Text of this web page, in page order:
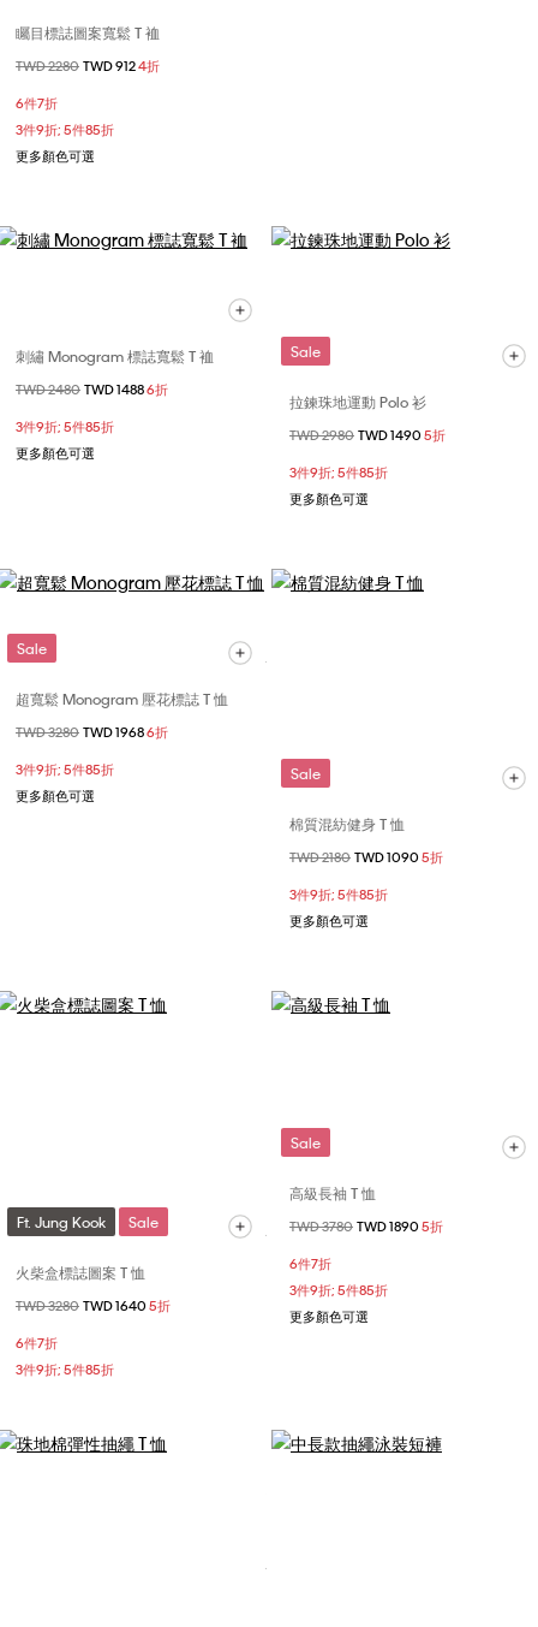
矚目標誌圖案寬鬆 T 裇
價格扣減從
TWD 2280 至
TWD 9124折
6件7折
3件9折; 5件85折
更多顏色可選
刺繡 Monogram 標誌寬鬆 T 裇
價格扣減從
TWD 2480 至
TWD 14886折
3件9折; 5件85折
更多顏色可選
Sale
拉鍊珠地運動 Polo 衫
價格扣減從
TWD 2980 至
TWD 1490 5折
3件9折; 5件85折
更多顏色可選
Sale
超寬鬆 Monogram 壓花標誌 T 恤
價格扣減從
TWD 3280 至
TWD 19686折
3件9折; 5件85折
更多顏色可選
Sale
棉質混紡健身 T 恤
價格扣減從
TWD 2180 至
TWD 1090 5折
3件9折; 5件85折
更多顏色可選
Ft. Jung Kook Sale
火柴盒標誌圖案 T 恤
價格扣減從
TWD 3280 至
TWD 1640 5折
6件7折
3件9折; 5件85折
Sale
高級長袖 T 恤
價格扣減從
TWD 3780 至
TWD 1890 5折
6件7折
3件9折; 5件85折
更多顏色可選